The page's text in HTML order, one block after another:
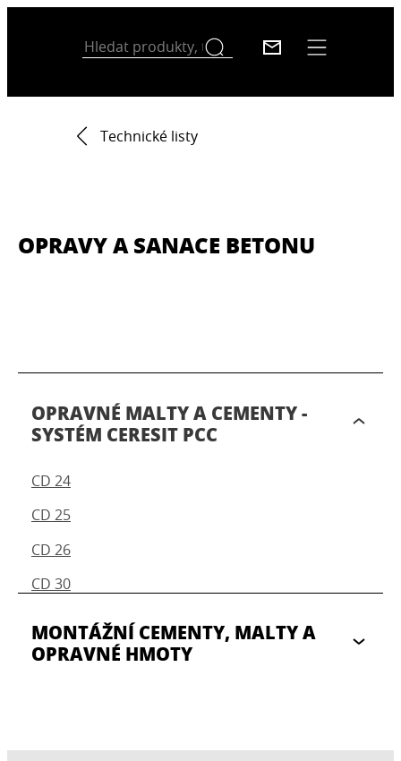
Technické listy
OPRAVY A SANACE BETONU
OPRAVNÉ MALTY A CEMENTY -
SYSTÉM CERESIT PCC
CD 24
CD 25
CD 26
CD 30
MONTÁŽNÍ CEMENTY, MALTY A
OPRAVNÉ HMOTY